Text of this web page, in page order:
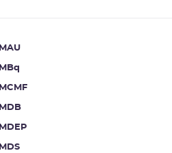
MAU
MBq
MCMF
MDB
MDEP
MDS